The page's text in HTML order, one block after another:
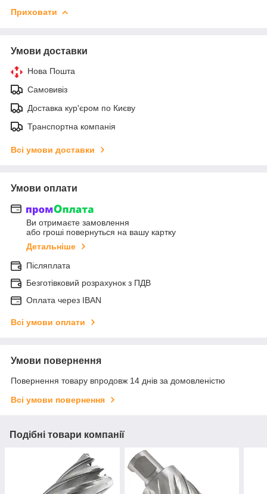
Приховати
Умови доставки
Нова Пошта
Самовивіз
Доставка кур'єром по Києву
Транспортна компанія
Всі умови доставки
Умови оплати
Ви отримаєте замовлення
або гроші повернуться на вашу картку
Детальніше
Післяплата
Безготівковий розрахунок з ПДВ
Оплата через IBAN
Всі умови оплати
Умови повернення
Повернення товару впродовж 14 днів за домовленістю
Всі умови повернення
Подібні товари компанії